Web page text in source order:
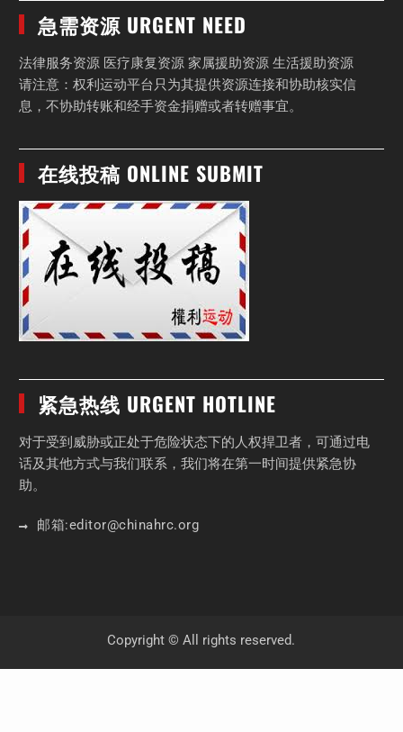
急需资源 URGENT NEED
法律服务资源 医疗康复资源 家属援助资源 生活援助资源
请注意：权利运动平台只为其提供资源连接和协助核实信
息，不协助转账和经手资金捐赠或者转赠事宜。
在线投稿 ONLINE SUBMIT
紧急热线 URGENT HOTLINE
对于受到威胁或正处于危险状态下的人权捍卫者，可通过电
话及其他方式与我们联系，我们将在第一时间提供紧急协
助。
邮箱:editor@chinahrc.org
Copyright © All rights reserved.